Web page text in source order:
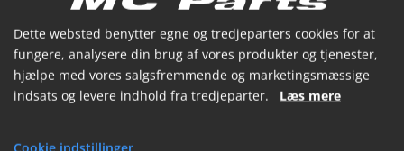
Afbalancerings klodser EGER
Dette websted benytter egne og tredjeparters cookies for at
fungere, analysere din brug af vores produkter og tjenester,
hjælpe med vores salgsfremmende og marketingsmæssige
indsats og levere indhold fra tredjeparter. Læs mere